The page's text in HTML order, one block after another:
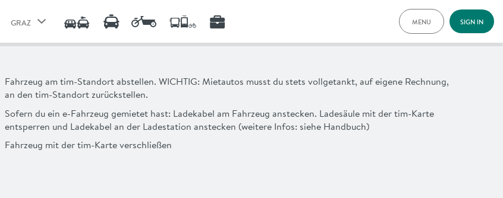
GRAZ
CENTRAL STYRIA
MENU
PRICING
ADVANTAGES
SIGN IN
Fahrzeug am tim-Standort abstellen. WICHTIG: Mietautos musst du stets vollgetankt, auf eigene Rechnung,
an den tim-Standort zurückstellen.
Sofern du ein e-Fahrzeug gemietet hast: Ladekabel am Fahrzeug anstecken. Ladesäule mit der tim-Karte
entsperren und Ladekabel an der Ladestation anstecken (weitere Infos: siehe Handbuch)
Fahrzeug mit der tim-Karte verschließen